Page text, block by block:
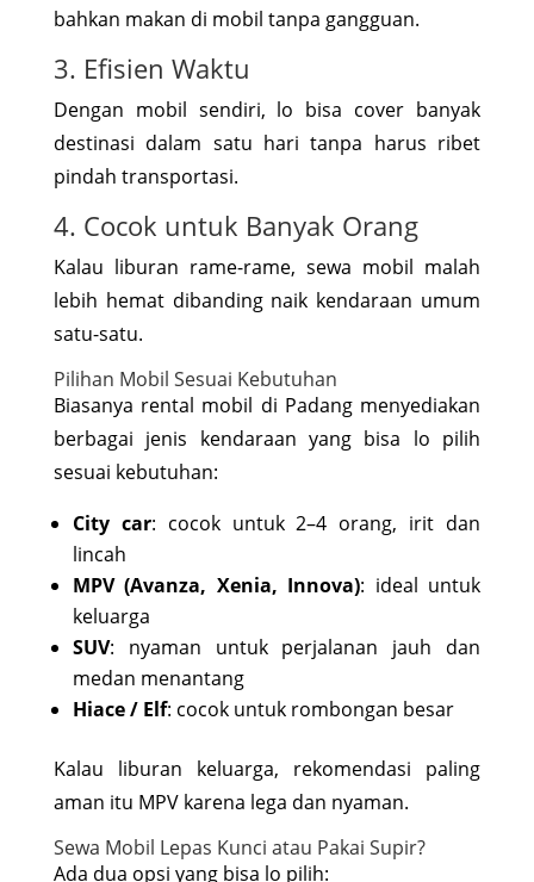
bahkan makan di mobil tanpa gangguan.
3. Efisien Waktu
Dengan mobil sendiri, lo bisa cover banyak
destinasi dalam satu hari tanpa harus ribet
pindah transportasi.
4. Cocok untuk Banyak Orang
Kalau liburan rame-rame, sewa mobil malah
lebih hemat dibanding naik kendaraan umum
satu-satu.
Pilihan Mobil Sesuai Kebutuhan
Biasanya rental mobil di Padang menyediakan
berbagai jenis kendaraan yang bisa lo pilih
sesuai kebutuhan:
City car: cocok untuk 2–4 orang, irit dan
lincah
MPV (Avanza, Xenia, Innova): ideal untuk
keluarga
SUV: nyaman untuk perjalanan jauh dan
medan menantang
Hiace / Elf: cocok untuk rombongan besar
Kalau liburan keluarga, rekomendasi paling
aman itu MPV karena lega dan nyaman.
Sewa Mobil Lepas Kunci atau Pakai Supir?
Ada dua opsi yang bisa lo pilih: